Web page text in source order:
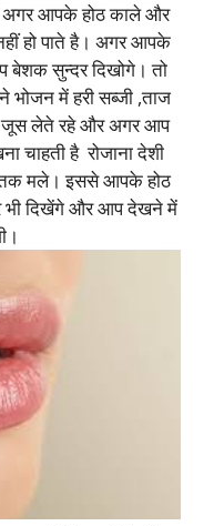
अगर आपके होठ काले और
हो पाते है। अगर आपके
बेशक सुन्दर दिखोगे। तो
भोजन में हरी सब्जी ,ताज
जूस लेते रहे और अगर आप
चाहती है रोजाना देशी
तक मले। इससे आपके होठ
भी दिखेंगे और आप देखने में